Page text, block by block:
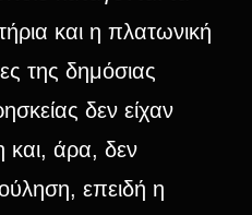
και η πλατωνική
της δημόσιας
δεν είχαν
και, άρα, δεν
επειδή η